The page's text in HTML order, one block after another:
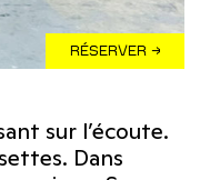
RÉSERVER →
sur l’écoute.
Dans